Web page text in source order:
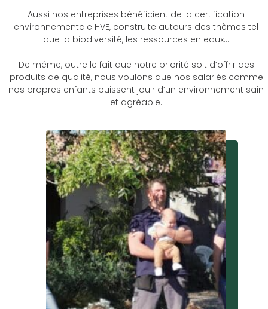
Aussi nos entreprises bénéficient de la certification
environnementale HVE, construite autours des thèmes tel
que la biodiversité, les ressources en eaux…
De même, outre le fait que notre priorité soit d’offrir des
produits de qualité, nous voulons que nos salariés comme
nos propres enfants puissent jouir d’un environnement sain
et agréable.